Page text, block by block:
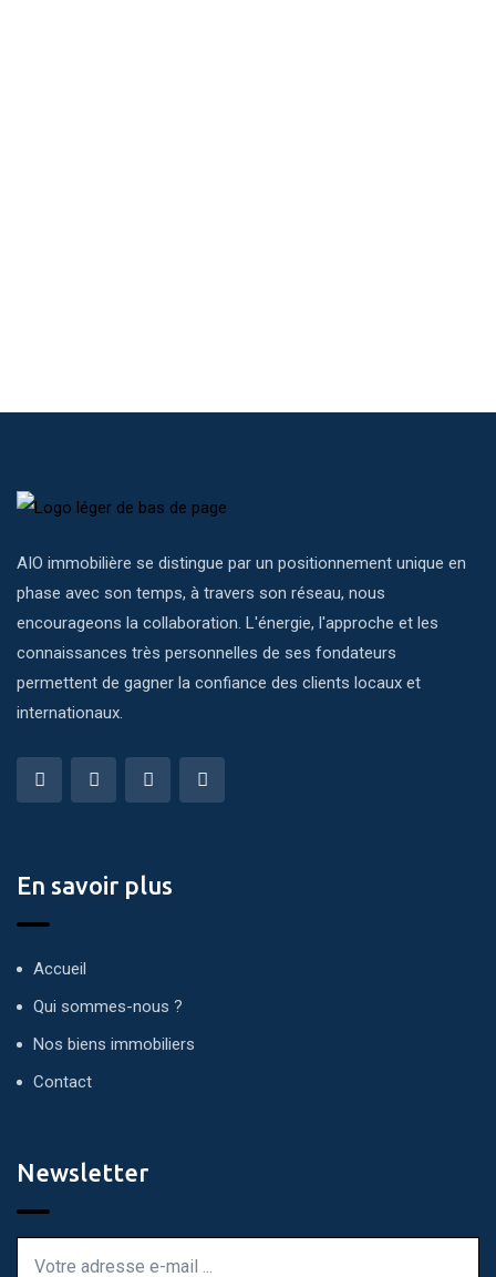
AIO immobilière se distingue par un positionnement unique en
phase avec son temps, à travers son réseau, nous
encourageons la collaboration. L'énergie, l'approche et les
connaissances très personnelles de ses fondateurs
permettent de gagner la confiance des clients locaux et
internationaux.
En savoir plus
Accueil
Qui sommes-nous ?
Nos biens immobiliers
Contact
Newsletter